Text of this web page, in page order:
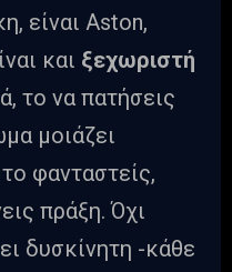
είναι Aston,
και ξεχωριστή
το να πατήσεις
μοιάζει
φανταστείς,
πράξη. Όχι
δυσκίνητη -κάθε